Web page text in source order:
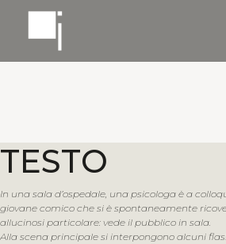
TESTO
In una sala d’ospedale, una psicologa è a
giovane comico che si è spontaneamente
allucinosi particolare: vede il pubblico in sala.
Alla scena principale si interpongono alcuni